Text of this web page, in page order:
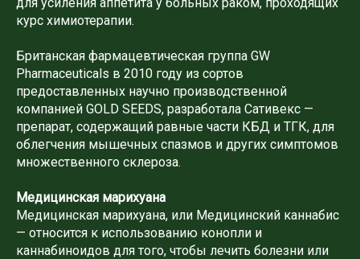
курс химиотерапии.
Британская фармацевтическая группа GW
Pharmaceuticals в 2010 году из сортов
предоставленных научно производственной
компанией GOLD SEEDS, разработала Сативекс —
препарат, содержащий равные части КБД и ТГК, для
облегчения мышечных спазмов и других симптомов
множественного склероза.
Медицинская марихуана
Медицинская марихуана, или Медицинский каннабис
— относится к использованию конопли и
каннабиноидов для того, чтобы лечить болезни или